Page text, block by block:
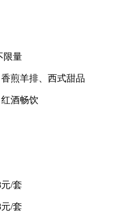
量
煎羊排、西式甜品
酒畅饮
/套
/套